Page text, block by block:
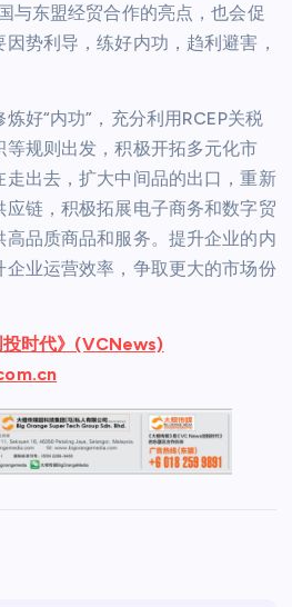
与东盟经贸合作的亮点，也会促
势利导，练好内功，趋利避害，
好“内功”，充分利用RCEP关税
规则出发，积极开拓多元化市
出去，扩大中间品的出口，重新
链，积极拓展电子商务和数字贸
品质商品和服务。提升企业的内
业运营效率，争取更大的市场份
时代》(VCNews)